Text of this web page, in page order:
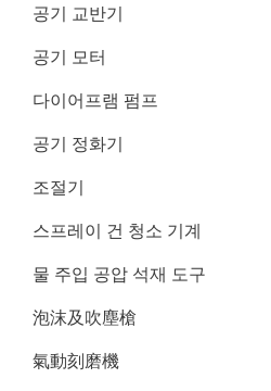
공기 교반기
공기 모터
다이어프램 펌프
공기 정화기
조절기
스프레이 건 청소 기계
물 주입 공압 석재 도구
泡沫及吹塵槍
氣動刻磨機